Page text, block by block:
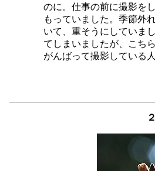
のに。仕事の前に撮影を
もっていました。季節外
いて、重そうにしていま
てしまいましたが、こち